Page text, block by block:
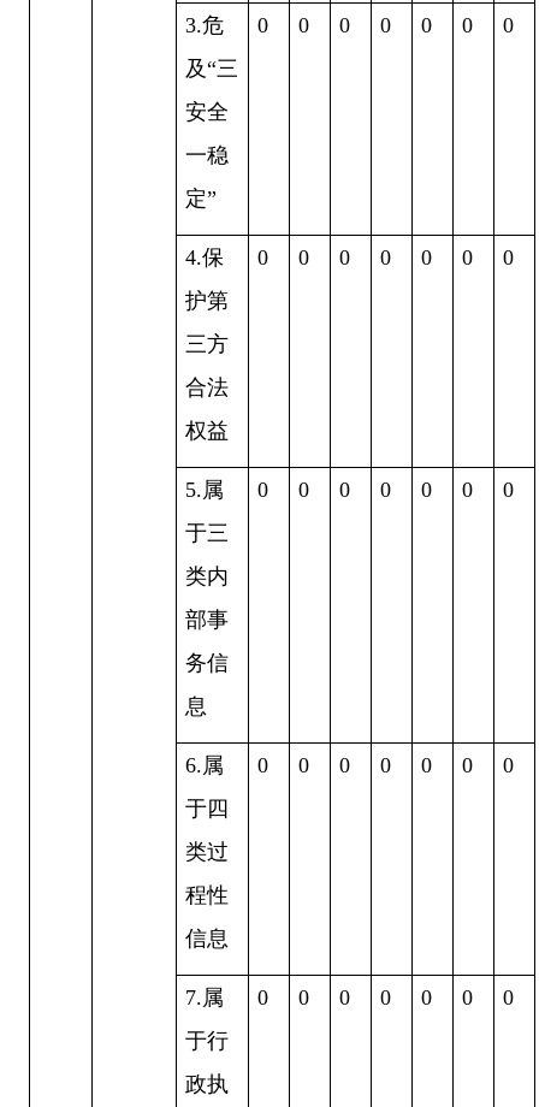
3.危
及“三
安全
一稳
定”
0 0 0 0 0 0 0
4.保
护第
三方
合法
权益
0 0 0 0 0 0 0
5.属
于三
类内
部事
务信
息
0 0 0 0 0 0 0
6.属
于四
类过
程性
信息
0 0 0 0 0 0 0
7.属
于行
政执
0 0 0 0 0 0 0